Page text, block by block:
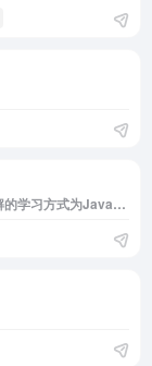
How2J 的 Java教程是基于实例代码和视频讲解的学习方式为Java职业生涯打下坚实的基础